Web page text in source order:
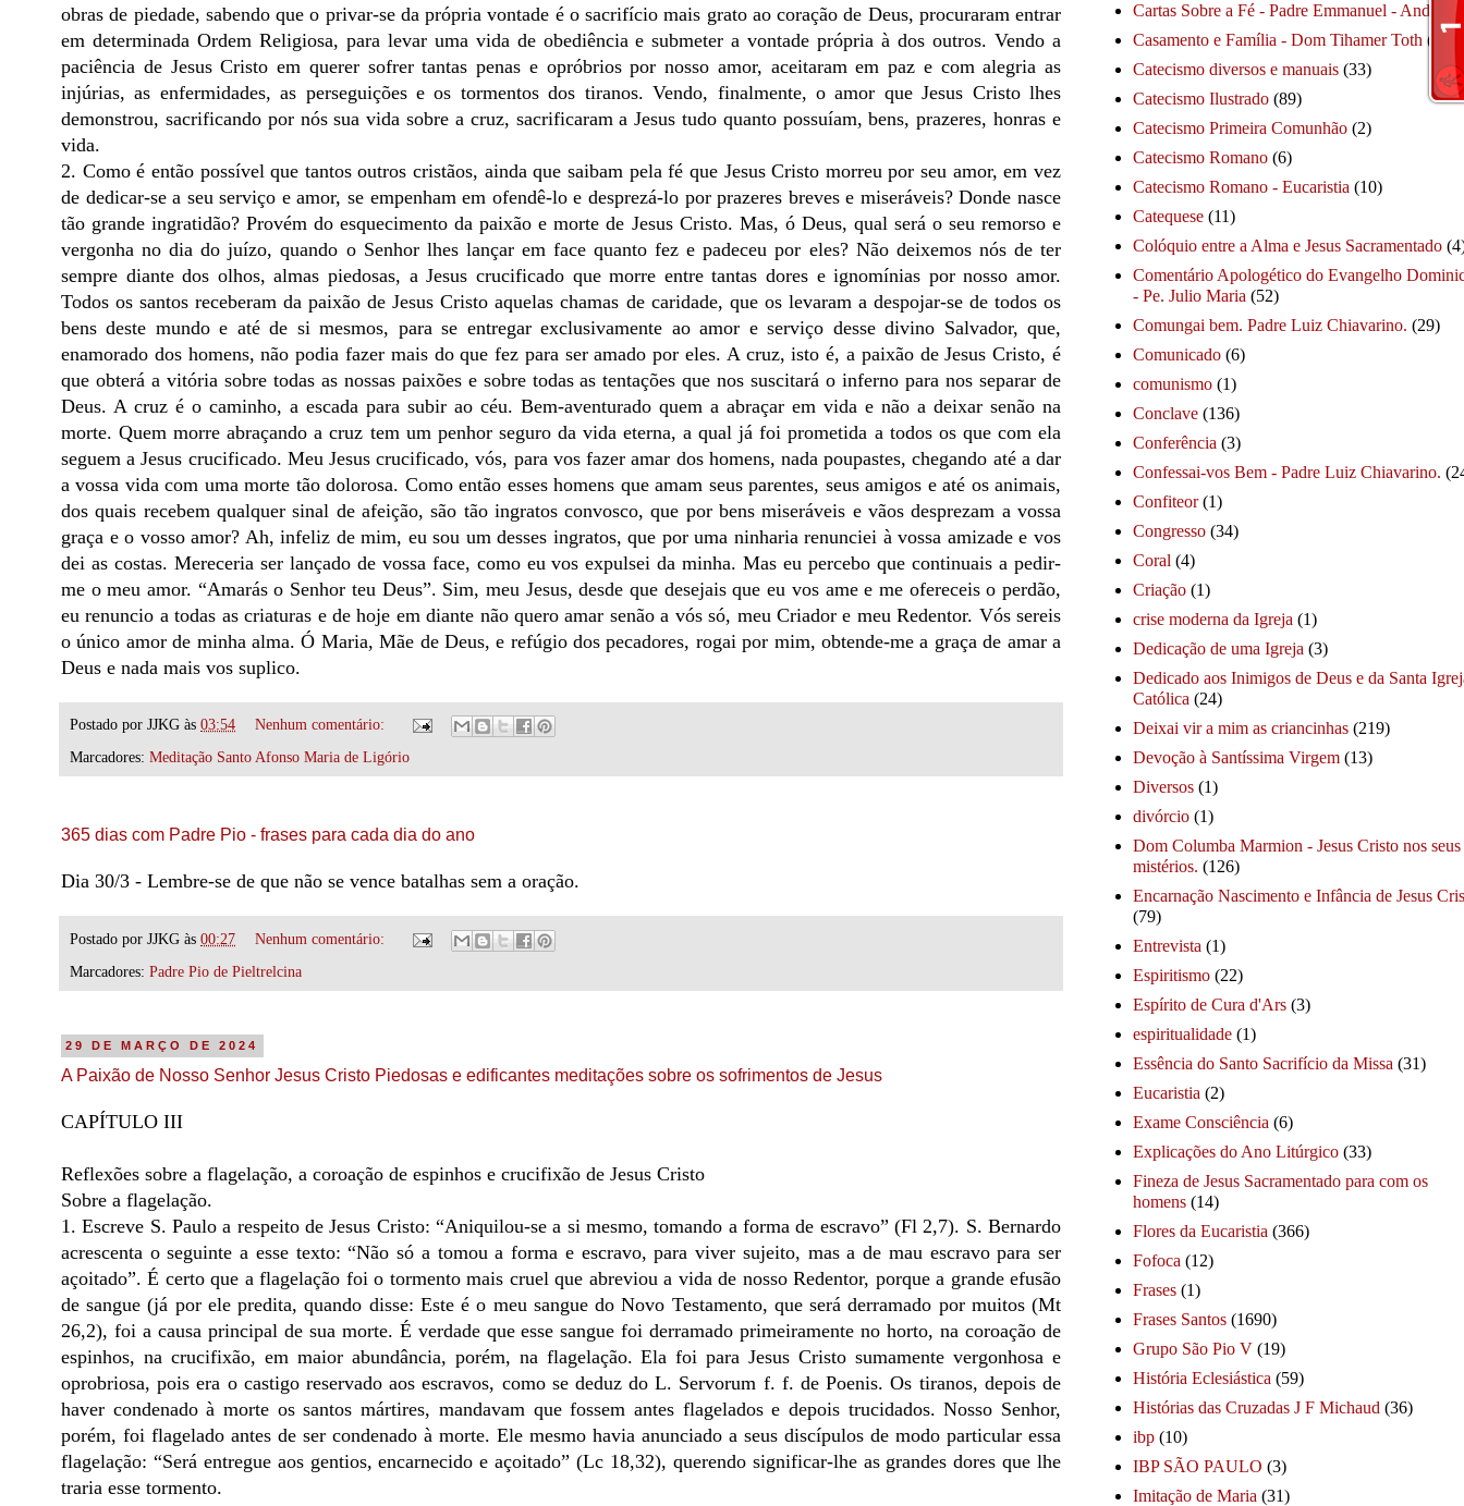
obras de piedade, sabendo que o privar-se da própria vontade é o sacrifício mais grato ao coração de Deus, procuraram entrar
em determinada Ordem Religiosa, para levar uma vida de obediência e submeter a vontade própria à dos outros. Vendo a
paciência de Jesus Cristo em querer sofrer tantas penas e opróbrios por nosso amor, aceitaram em paz e com alegria as
injúrias, as enfermidades, as perseguições e os tormentos dos tiranos. Vendo, finalmente, o amor que Jesus Cristo lhes
demonstrou, sacrificando por nós sua vida sobre a cruz, sacrificaram a Jesus tudo quanto possuíam, bens, prazeres, honras e
vida.
2. Como é então possível que tantos outros cristãos, ainda que saibam pela fé que Jesus Cristo morreu por seu amor, em vez
de dedicar-se a seu serviço e amor, se empenham em ofendê-lo e desprezá-lo por prazeres breves e miseráveis? Donde nasce
tão grande ingratidão? Provém do esquecimento da paixão e morte de Jesus Cristo. Mas, ó Deus, qual será o seu remorso e
vergonha no dia do juízo, quando o Senhor lhes lançar em face quanto fez e padeceu por eles? Não deixemos nós de ter
sempre diante dos olhos, almas piedosas, a Jesus crucificado que morre entre tantas dores e ignomínias por nosso amor.
Todos os santos receberam da paixão de Jesus Cristo aquelas chamas de caridade, que os levaram a despojar-se de todos os
bens deste mundo e até de si mesmos, para se entregar exclusivamente ao amor e serviço desse divino Salvador, que,
enamorado dos homens, não podia fazer mais do que fez para ser amado por eles. A cruz, isto é, a paixão de Jesus Cristo, é
que obterá a vitória sobre todas as nossas paixões e sobre todas as tentações que nos suscitará o inferno para nos separar de
Deus. A cruz é o caminho, a escada para subir ao céu. Bem-aventurado quem a abraçar em vida e não a deixar senão na
morte. Quem morre abraçando a cruz tem um penhor seguro da vida eterna, a qual já foi prometida a todos os que com ela
seguem a Jesus crucificado. Meu Jesus crucificado, vós, para vos fazer amar dos homens, nada poupastes, chegando até a dar
a vossa vida com uma morte tão dolorosa. Como então esses homens que amam seus parentes, seus amigos e até os animais,
dos quais recebem qualquer sinal de afeição, são tão ingratos convosco, que por bens miseráveis e vãos desprezam a vossa
graça e o vosso amor? Ah, infeliz de mim, eu sou um desses ingratos, que por uma ninharia renunciei à vossa amizade e vos
dei as costas. Mereceria ser lançado de vossa face, como eu vos expulsei da minha. Mas eu percebo que continuais a pedir-
me o meu amor. “Amarás o Senhor teu Deus”. Sim, meu Jesus, desde que desejais que eu vos ame e me ofereceis o perdão,
eu renuncio a todas as criaturas e de hoje em diante não quero amar senão a vós só, meu Criador e meu Redentor. Vós sereis
o único amor de minha alma. Ó Maria, Mãe de Deus, e refúgio dos pecadores, rogai por mim, obtende-me a graça de amar a
Deus e nada mais vos suplico.
Postado por JJKG às 03:54
Nenhum comentário:
Marcadores: Meditação Santo Afonso Maria de Ligório
365 dias com Padre Pio - frases para cada dia do ano
Dia 30/3 - Lembre-se de que não se vence batalhas sem a oração.
Postado por JJKG às 00:27
Nenhum comentário:
Marcadores: Padre Pio de Pieltrelcina
29 DE MARÇO DE 2024
A Paixão de Nosso Senhor Jesus Cristo Piedosas e edificantes meditações sobre os sofrimentos de Jesus
CAPÍTULO III
Reflexões sobre a flagelação, a coroação de espinhos e crucifixão de Jesus Cristo
Sobre a flagelação.
1. Escreve S. Paulo a respeito de Jesus Cristo: “Aniquilou-se a si mesmo, tomando a forma de escravo” (Fl 2,7). S. Bernardo
acrescenta o seguinte a esse texto: “Não só a tomou a forma e escravo, para viver sujeito, mas a de mau escravo para ser
açoitado”. É certo que a flagelação foi o tormento mais cruel que abreviou a vida de nosso Redentor, porque a grande efusão
de sangue (já por ele predita, quando disse: Este é o meu sangue do Novo Testamento, que será derramado por muitos (Mt
26,2), foi a causa principal de sua morte. É verdade que esse sangue foi derramado primeiramente no horto, na coroação de
espinhos, na crucifixão, em maior abundância, porém, na flagelação. Ela foi para Jesus Cristo sumamente vergonhosa e
oprobriosa, pois era o castigo reservado aos escravos, como se deduz do L. Servorum f. f. de Poenis. Os tiranos, depois de
haver condenado à morte os santos mártires, mandavam que fossem antes flagelados e depois trucidados. Nosso Senhor,
porém, foi flagelado antes de ser condenado à morte. Ele mesmo havia anunciado a seus discípulos de modo particular essa
flagelação: “Será entregue aos gentios, encarnecido e açoitado” (Lc 18,32), querendo significar-lhe as grandes dores que lhe
traria esse tormento.
Cartas Sobre a Fé - Padre Emmanuel - André
Casamento e Família - Dom Tihamer Toth (115)
Catecismo diversos e manuais (33)
Catecismo Ilustrado (89)
Catecismo Primeira Comunhão (2)
Catecismo Romano (6)
Catecismo Romano - Eucaristia (10)
Catequese (11)
Colóquio entre a Alma e Jesus Sacramentado
Comentário Apologético do Evangelho
- Pe. Julio Maria (52)
Comungai bem. Padre Luiz Chiavarino. (29)
Comunicado (6)
comunismo (1)
Conclave (136)
Conferência (3)
Confessai-vos Bem - Padre Luiz Chiavarino.
Confiteor (1)
Congresso (34)
Coral (4)
Criação (1)
crise moderna da Igreja (1)
Dedicação de uma Igreja (3)
Dedicado aos Inimigos de Deus e da Santa
Católica (24)
Deixai vir a mim as criancinhas (219)
Devoção à Santíssima Virgem (13)
Diversos (1)
divórcio (1)
Dom Columba Marmion - Jesus Cristo nos seus
mistérios. (126)
Encarnação Nascimento e Infância de Jesus
(79)
Entrevista (1)
Espiritismo (22)
Espírito de Cura d'Ars (3)
espiritualidade (1)
Essência do Santo Sacrifício da Missa (31)
Eucaristia (2)
Exame Consciência (6)
Explicações do Ano Litúrgico (33)
Fineza de Jesus Sacramentado para com os
homens (14)
Flores da Eucaristia (366)
Fofoca (12)
Frases (1)
Frases Santos (1690)
Grupo São Pio V (19)
História Eclesiástica (59)
Histórias das Cruzadas J F Michaud (36)
ibp (10)
IBP SÃO PAULO (3)
Imitação de Maria (31)